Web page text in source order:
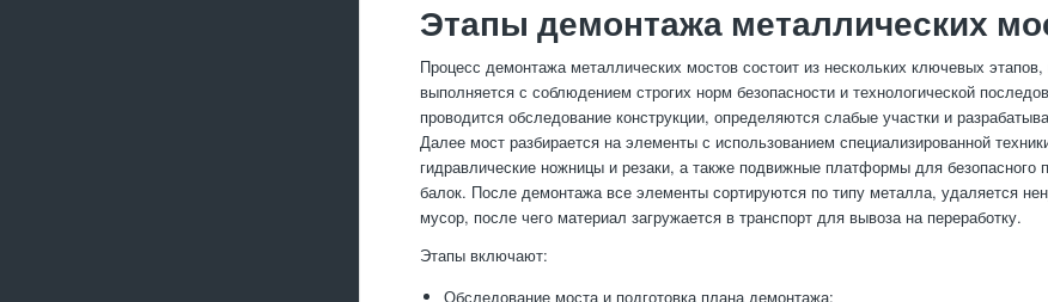
Этапы демонтажа металлических
Процесс демонтажа металлических мостов состоит из нескольких ключевых
выполняется с соблюдением строгих норм безопасности и технологической
проводится обследование конструкции, определяются слабые участки и
Далее мост разбирается на элементы с использованием специализированной
гидравлические ножницы и резаки, а также подвижные платформы для безопасного
балок. После демонтажа все элементы сортируются по типу металла, удаляется
мусор, после чего материал загружается в транспорт для вывоза на переработку.
Этапы включают:
Обследование моста и подготовка плана демонтажа;